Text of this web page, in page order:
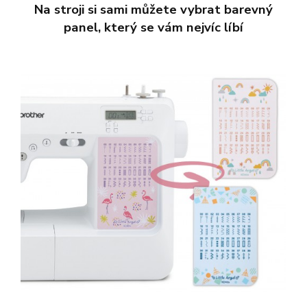
Na stroji si sami můžete vybrat barevný
panel, který se vám nejvíc líbí